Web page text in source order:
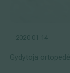
2020 01 14
Gydytoja